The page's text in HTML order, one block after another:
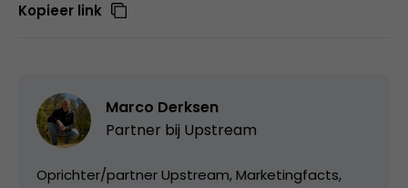
Kopieer link
Marco Derksen
Partner bij Upstream
Oprichter/partner Upstream, Marketingfacts,